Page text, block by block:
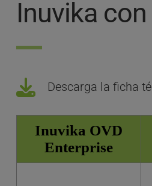
Inuvika
Descarga la ficha
Inuvika OVD
Enterprise